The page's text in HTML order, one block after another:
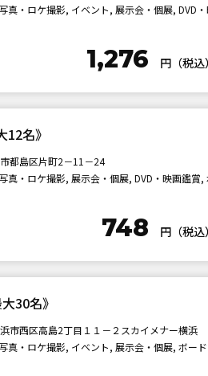
真・ロケ撮影, イベント, 展示会・個展, DVD
1,276 円（税込
名》
都島区片町2－11－24
真・ロケ撮影, 展示会・個展, DVD・映画鑑賞,
748 円（税込
30名》
市西区高島2丁目１１－２スカイメナー横浜
真・ロケ撮影, イベント, 展示会・個展, ボー